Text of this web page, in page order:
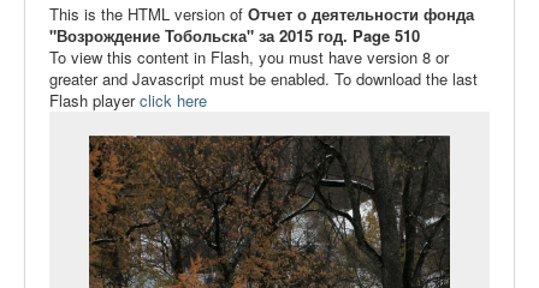
Видеоматериалы
Контакты
Сайт проекта Достоевский
Ермаковополе.рф
This is the HTML version of Отчет о деятельности фонда
"Возрождение Тобольска" за 2015 год. Page 510
To view this content in Flash, you must have version 8 or
greater and Javascript must be enabled. To download the last
Flash playerclick here